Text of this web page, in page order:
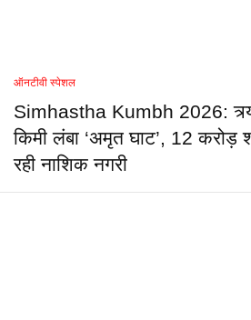
ऑनटीवी स्पेशल
Simhastha Kumbh 2026:
किमी लंबा ‘अमृत घाट’, 12
रही नाशिक नगरी